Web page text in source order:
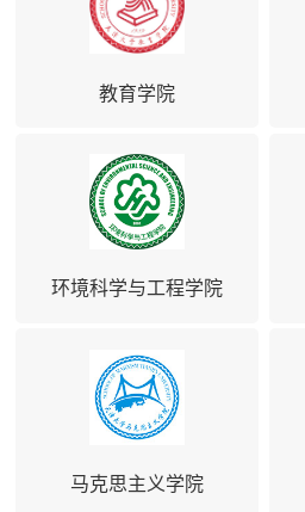
教育学院
环境科学与工程学院
马克思主义学院